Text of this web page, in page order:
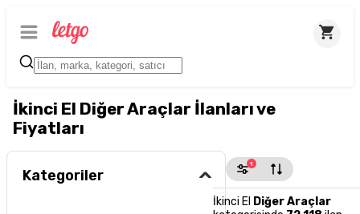
İkinci El Diğer Araçlar İlanları ve
Fiyatları
Kategoriler
1
İkinci El Diğer Araçlar